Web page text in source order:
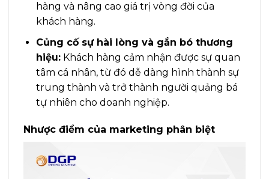
hàng và nâng cao giá trị vòng đời của
khách hàng.
Củng cố sự hài lòng và gắn bó thương
hiệu:Khách hàng cảm nhận được sự quan
tâm cá nhân, từ đó dễ dàng hình thành sự
trung thành và trở thành người quảng bá
tự nhiên cho doanh nghiệp.
Nhược điểm của marketing phân biệt